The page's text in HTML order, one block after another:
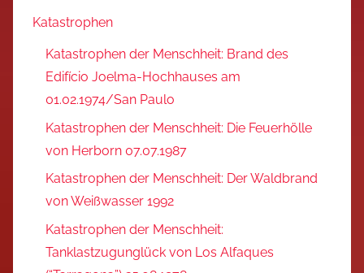
Katastrophen
Katastrophen der Menschheit: Brand des
Edifício Joelma-Hochhauses am
01.02.1974/San Paulo
Katastrophen der Menschheit: Die Feuerhölle
von Herborn 07.07.1987
Katastrophen der Menschheit: Der Waldbrand
von Weißwasser 1992
Katastrophen der Menschheit:
Tanklastzugunglück von Los Alfaques